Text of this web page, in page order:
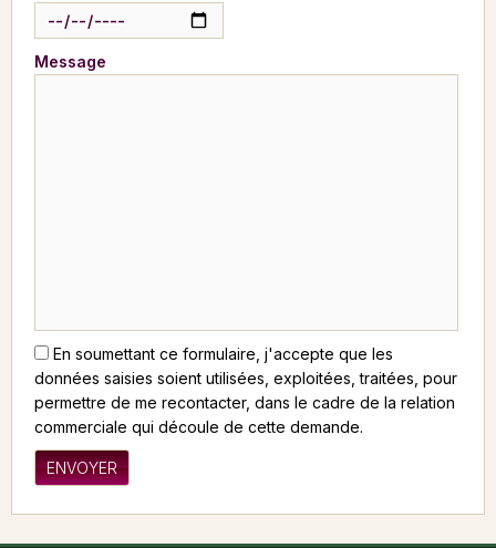
Message
En soumettant ce formulaire, j'accepte que les
données saisies soient utilisées, exploitées, traitées, pour
permettre de me recontacter, dans le cadre de la relation
commerciale qui découle de cette demande.